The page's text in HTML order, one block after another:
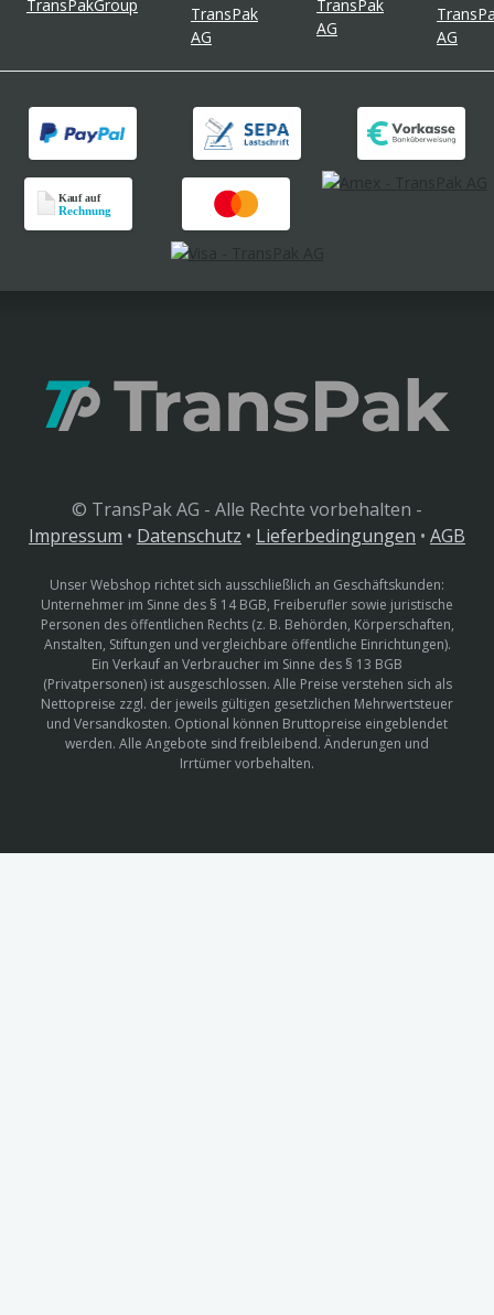
© TransPak AG - Alle Rechte vorbehalten -
Impressum • Datenschutz • Lieferbedingungen • AGB
Unser Webshop richtet sich ausschließlich an Geschäftskunden:
Unternehmer im Sinne des § 14 BGB, Freiberufler sowie juristische
Personen des öffentlichen Rechts (z. B. Behörden, Körperschaften,
Anstalten, Stiftungen und vergleichbare öffentliche Einrichtungen).
Ein Verkauf an Verbraucher im Sinne des § 13 BGB
(Privatpersonen) ist ausgeschlossen. Alle Preise verstehen sich als
Nettopreise zzgl. der jeweils gültigen gesetzlichen Mehrwertsteuer
und Versandkosten. Optional können Bruttopreise eingeblendet
werden. Alle Angebote sind freibleibend. Änderungen und
Irrtümer vorbehalten.